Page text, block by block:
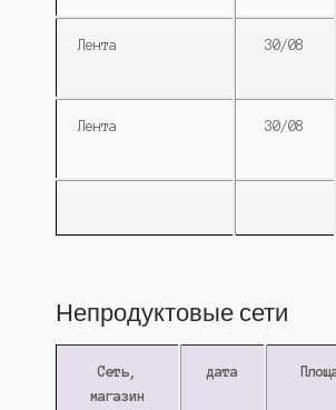
Лента 30/08
Лента 30/08
Непродуктовые сети
Сеть,
магазин
дата